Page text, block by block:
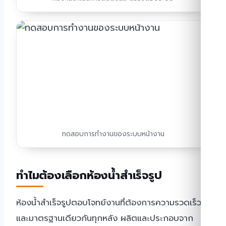
ทดสอบการทำงานของระบบหน้างาน
ทำไมต้องเลือกห้องน้ำสำเร็จรูป
ห้องน้ำสำเร็จรูปตอบโจทย์งานที่ต้องการความรวดเร็ว
และมาตรฐานเดียวกันทุกหลัง ผลิตและประกอบจาก